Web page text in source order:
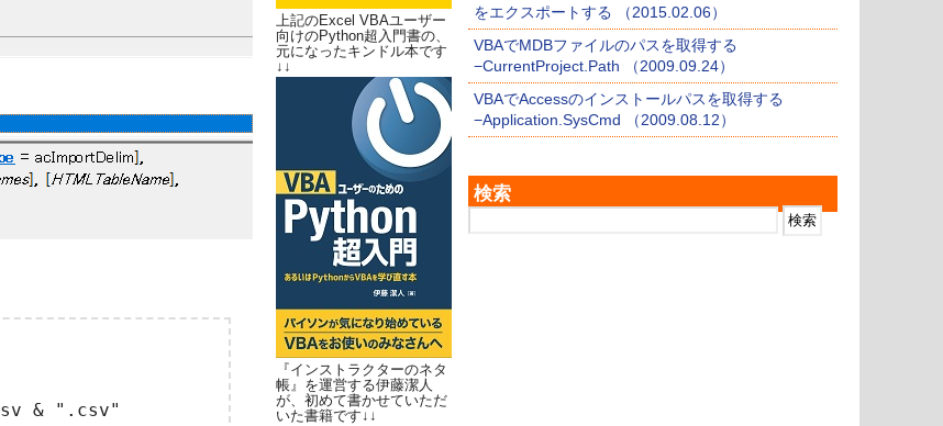
上記のExcel VBAユーザー
向けのPython超入門書の、
元になったキンドル本です
↓↓
『インストラクターのネタ
帳』を運営する伊藤潔人
が、初めて書かせていただ
いた書籍です↓↓
をエクスポートする （2015.02.06）
VBAでMDBファイルのパスを取得する
−CurrentProject.Path （2009.09.24）
VBAでAccessのインストールパスを取得する
−Application.SysCmd （2009.08.12）
検索